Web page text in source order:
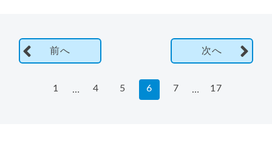
前へ 次へ
1 … 4 5 6 7 … 17